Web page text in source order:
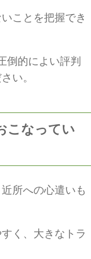
ことを把握でき
倒的によい評判
い。
こなってい
所への心遣いも
く、大きなトラ